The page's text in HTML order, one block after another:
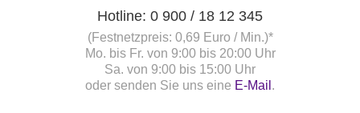
Hotline: 0 900 / 18 12 345
(Festnetzpreis: 0,69 Euro / Min.)*
Mo. bis Fr. von 9:00 bis 20:00 Uhr
Sa. von 9:00 bis 15:00 Uhr
oder senden Sie uns eine E-Mail .